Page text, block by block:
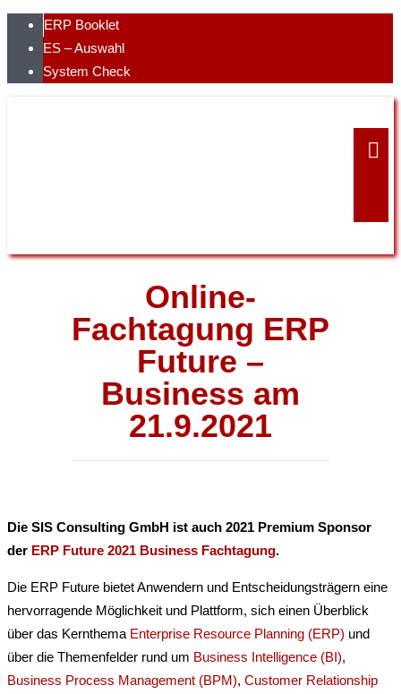
Skip
content
ERP Booklet
ES – Auswahl
System Check
Online-
Fachtagung ERP
Future –
Business am
21.9.2021
Die SIS Consulting GmbH ist auch 2021 Premium Sponsor
der ERP Future 2021 Business Fachtagung.
Die ERP Future bietet Anwendern und Entscheidungsträgern eine
hervorragende Möglichkeit und Plattform, sich einen Überblick
über das Kernthema Enterprise Resource Planning (ERP) und
über die Themenfelder rund um Business Intelligence (BI),
Business Process Management (BPM), Customer Relationship